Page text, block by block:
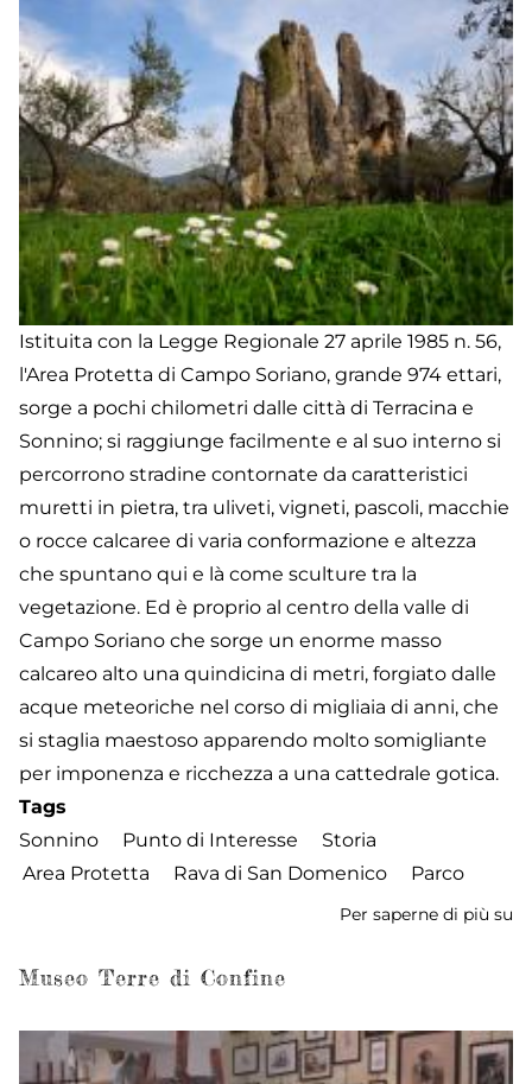
Istituita con la Legge Regionale 27 aprile 1985 n. 56,
l'Area Protetta di Campo Soriano, grande 974 ettari,
sorge a pochi chilometri dalle città di Terracina e
Sonnino; si raggiunge facilmente e al suo interno si
percorrono stradine contornate da caratteristici
muretti in pietra, tra uliveti, vigneti, pascoli, macchie
o rocce calcaree di varia conformazione e altezza
che spuntano qui e là come sculture tra la
vegetazione. Ed è proprio al centro della valle di
Campo Soriano che sorge un enorme masso
calcareo alto una quindicina di metri, forgiato dalle
acque meteoriche nel corso di migliaia di anni, che
si staglia maestoso apparendo molto somigliante
per imponenza e ricchezza a una cattedrale gotica.
Tags
Sonnino
Punto di Interesse
Storia
Area Protetta
Rava di San Domenico Parco
Per saperne di più su
Museo Terre di Confine